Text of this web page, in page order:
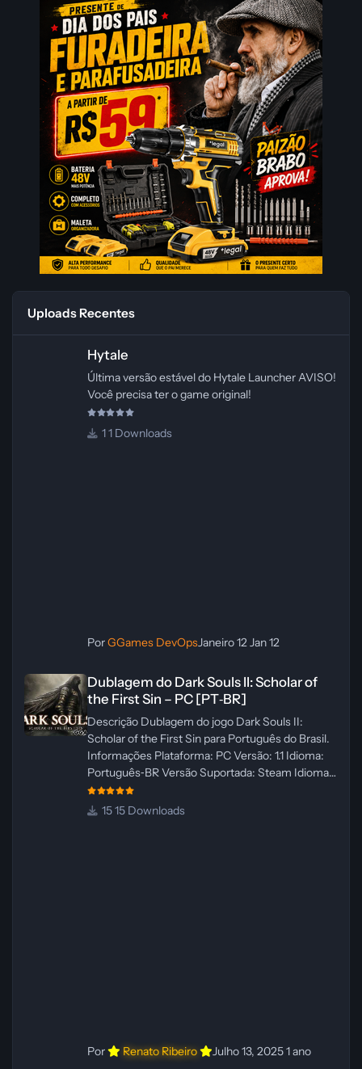
Uploads Recentes
Hytale
Última versão estável do Hytale Launcher AVISO!
Você precisa ter o game original!
1 Downloads
PorGGames DevOpsJaneiro 12Jan 12
Dublagem do Dark Souls II: Scholar of
the First Sin – PC [PT‑BR]
Descrição Dublagem do jogo Dark Souls II:
Scholar of the First Sin para Português do Brasil.
Informações Plataforma: PC Versão: 1.1 Idioma:
Português‑BR Versão Suportada: Steam Idioma
Suportado: Inglês Lançamento: 23/04/2025
Atualização: 24/04/2025 Tamanho: 469 MB
15 Downloads
Por Renato Ribeiro Julho 13, 20251 ano